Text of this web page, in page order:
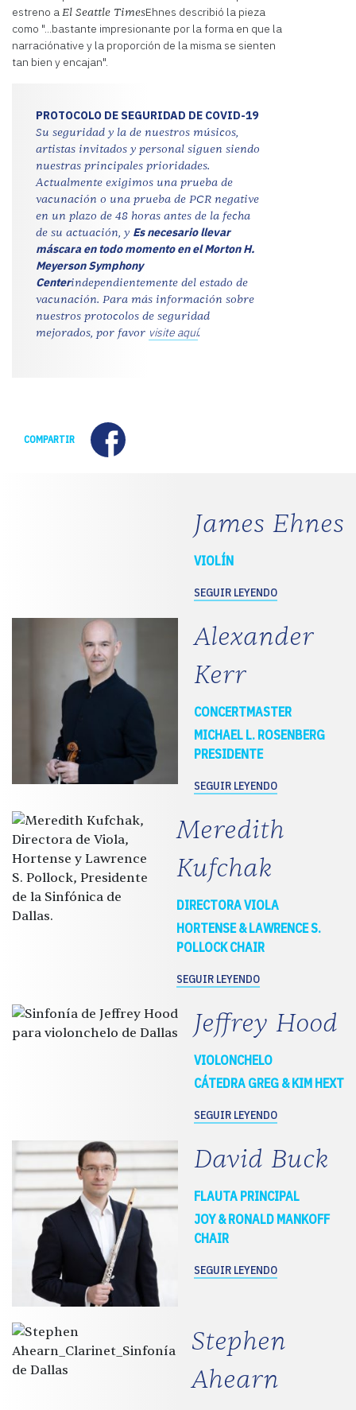
estreno aEl Seattle TimesEhnes describió la pieza
como "...bastante impresionante por la forma en que la
narraciónative y la proporción de la misma se sienten
tan bien y encajan".
PROTOCOLO DE SEGURIDAD DE COVID-19
Su seguridad y la de nuestros músicos,
artistas invitados y personal siguen siendo
nuestras principales prioridades.
Actualmente exigimos una prueba de
vacunación o una prueba de PCR negative
en un plazo de 48 horas antes de la fecha
de su actuación, y Es necesario llevar
máscara en todo momento en el Morton H.
Meyerson Symphony
Centerindependientemente del estado de
vacunación. Para más información sobre
nuestros protocolos de seguridad
mejorados, por favor visite aquí.
COMPARTIR Facebook
James Ehnes
VIOLÍN
SEGUIR LEYENDO
Alexander
Kerr
CONCERTMASTER
MICHAEL L. ROSENBERG
PRESIDENTE
SEGUIR LEYENDO
Meredith
Kufchak
DIRECTORA VIOLA
HORTENSE & LAWRENCE S.
POLLOCK CHAIR
SEGUIR LEYENDO
Jeffrey Hood
VIOLONCHELO
CÁTEDRA GREG & KIM HEXT
SEGUIR LEYENDO
David Buck
FLAUTA PRINCIPAL
JOY & RONALD MANKOFF
CHAIR
SEGUIR LEYENDO
Stephen
Ahearn